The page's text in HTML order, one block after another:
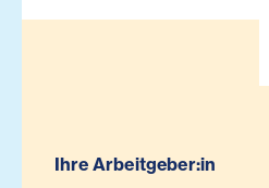
Ihre Arbeitgeber:in